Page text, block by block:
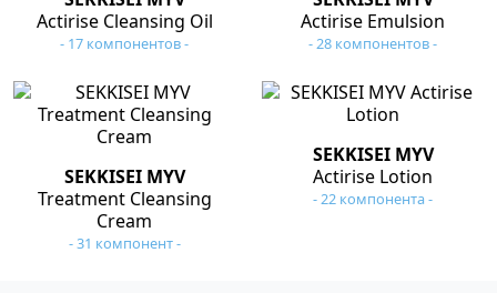
Actirise Cleansing Oil
- 17 компонентов -
Actirise Emulsion
- 28 компонентов -
SEKKISEI MYV
Treatment Cleansing
Cream
- 31 компонент -
SEKKISEI MYV
Actirise Lotion
- 22 компонента -